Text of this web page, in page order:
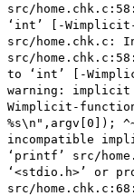
src/
‘int’ [-
src/home.chk.c:
src/
to ‘int’ [-
warning:
Wimplicit-
%s\n",argv[0]);
incompatible
‘printf’ src/
‘<stdio.h>’ or
src/